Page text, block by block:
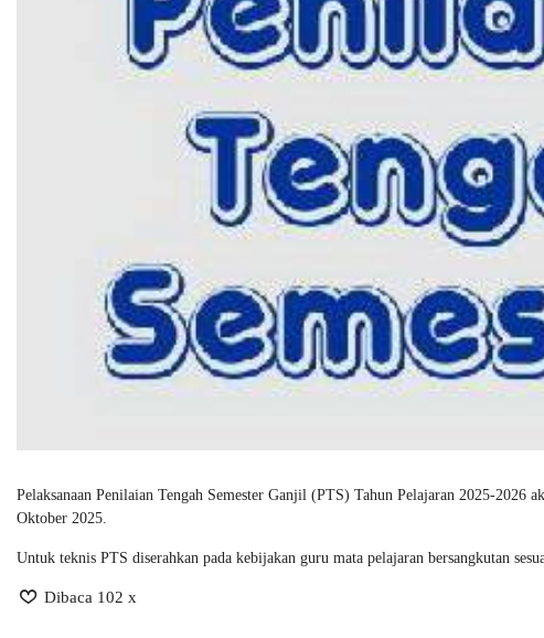
Pelaksanaan Penilaian Tengah Semester Ganjil (PTS) Tahun Pelajaran 2025-2026
Oktober 2025.
Untuk teknis PTS diserahkan pada kebijakan guru mata pelajaran bersangkutan
Dibaca 102 x